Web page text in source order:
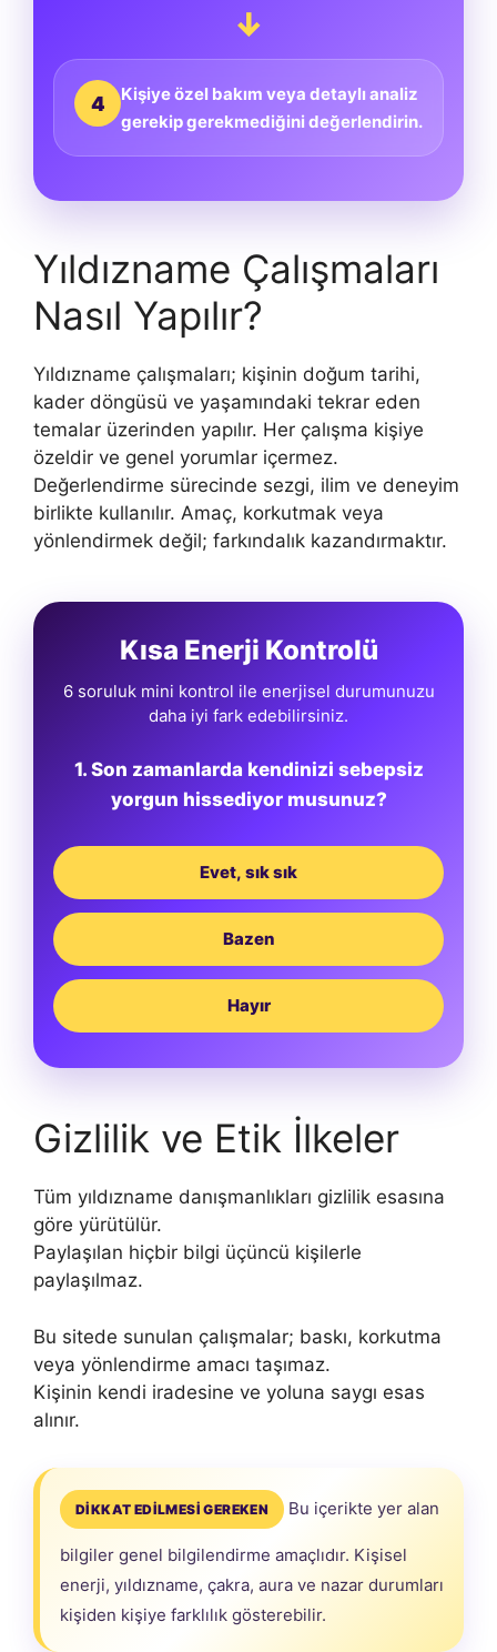
↓
4
Kişiye özel bakım veya detaylı analiz
gerekip gerekmediğini değerlendirin.
Yıldızname Çalışmaları
Nasıl Yapılır?
Yıldızname çalışmaları; kişinin doğum tarihi,
kader döngüsü ve yaşamındaki tekrar eden
temalar üzerinden yapılır. Her çalışma kişiye
özeldir ve genel yorumlar içermez.
Değerlendirme sürecinde sezgi, ilim ve deneyim
birlikte kullanılır. Amaç, korkutmak veya
yönlendirmek değil; farkındalık kazandırmaktır.
Kısa Enerji Kontrolü
6 soruluk mini kontrol ile enerjisel durumunuzu
daha iyi fark edebilirsiniz.
1. Son zamanlarda kendinizi sebepsiz
yorgun hissediyor musunuz?
Evet, sık sık
Bazen
Hayır
Gizlilik ve Etik İlkeler
Tüm yıldızname danışmanlıkları gizlilik esasına
göre yürütülür.
Paylaşılan hiçbir bilgi üçüncü kişilerle
paylaşılmaz.
Bu sitede sunulan çalışmalar; baskı, korkutma
veya yönlendirme amacı taşımaz.
Kişinin kendi iradesine ve yoluna saygı esas
alınır.
DİKKAT EDİLMESİ GEREKEN Bu içerikte yer alan
bilgiler genel bilgilendirme amaçlıdır. Kişisel
enerji, yıldızname, çakra, aura ve nazar durumları
kişiden kişiye farklılık gösterebilir.